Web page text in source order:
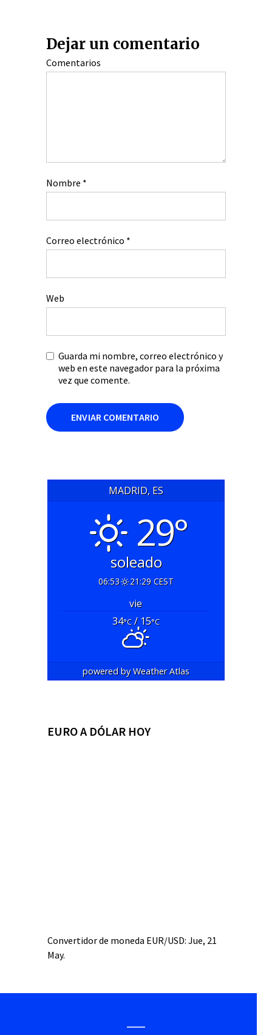
Dejar un comentario
Comentarios
Nombre *
Correo electrónico *
Web
Guarda mi nombre, correo electrónico y
web en este navegador para la próxima
vez que comente.
MADRID, ES
29°
soleado
06:53 21:29 CEST
vie
34°C/ 15°C
powered byWeather Atlas
EURO A DÓLAR HOY
Convertidor de moneda EUR/USD: Jue, 21
May.